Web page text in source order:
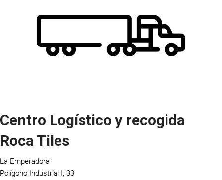
Centro Logístico y recogida
Roca Tiles
La Emperadora
Polígono Industrial I, 33